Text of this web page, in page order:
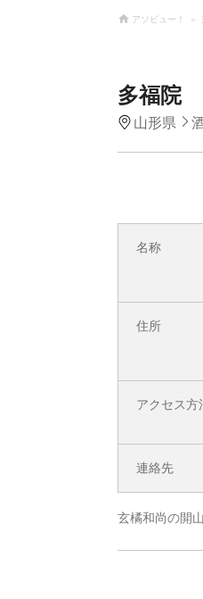
アソビュー！
多福院
山形県
名称
住所
アクセス方
連絡先
玄橘和尚の開